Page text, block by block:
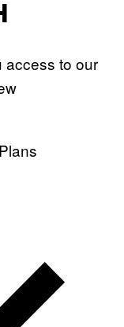
access to our